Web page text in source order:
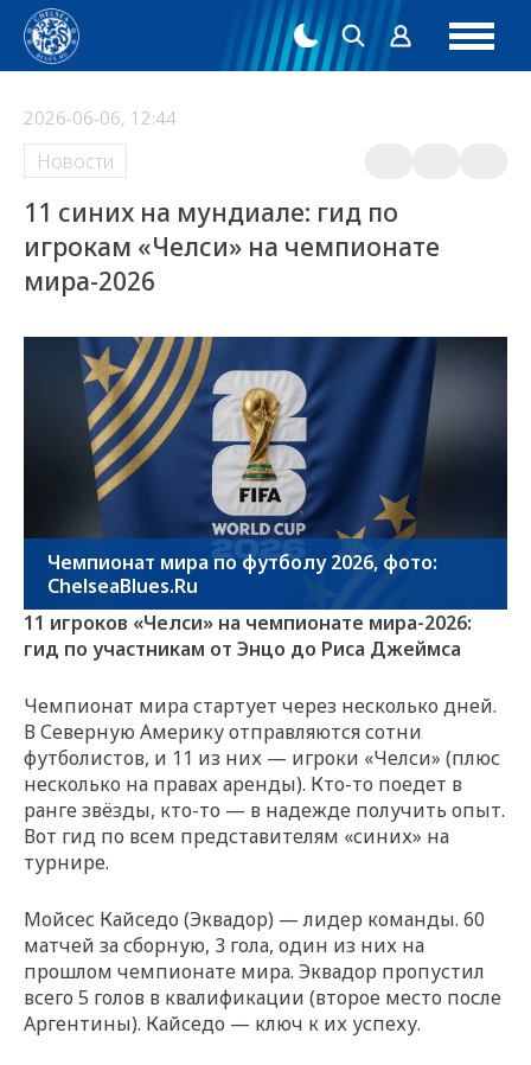
2026-06-06, 12:44
Новости
11 синих на мундиале: гид по
игрокам «Челси» на чемпионате
мира-2026
Чемпионат мира по футболу 2026, фото:
ChelseaBlues.Ru
11 игроков «Челси» на чемпионате мира-2026:
гид по участникам от Энцо до Риса Джеймса
Чемпионат мира стартует через несколько дней.
В Северную Америку отправляются сотни
футболистов, и 11 из них — игроки «Челси» (плюс
несколько на правах аренды). Кто-то поедет в
ранге звёзды, кто-то — в надежде получить опыт.
Вот гид по всем представителям «синих» на
турнире.
Мойсес Кайседо (Эквадор) — лидер команды. 60
матчей за сборную, 3 гола, один из них на
прошлом чемпионате мира. Эквадор пропустил
всего 5 голов в квалификации (второе место после
Аргентины). Кайседо — ключ к их успеху.